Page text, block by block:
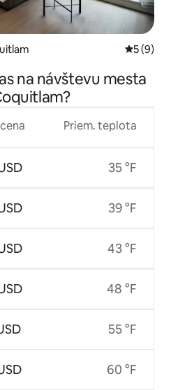
5 (9)
na návštevu mesta
Priem. teplota
35 °F
39 °F
43 °F
48 °F
55 °F
60 °F